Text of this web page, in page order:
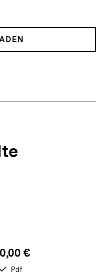
0,00 €
verfügbar
Pdf